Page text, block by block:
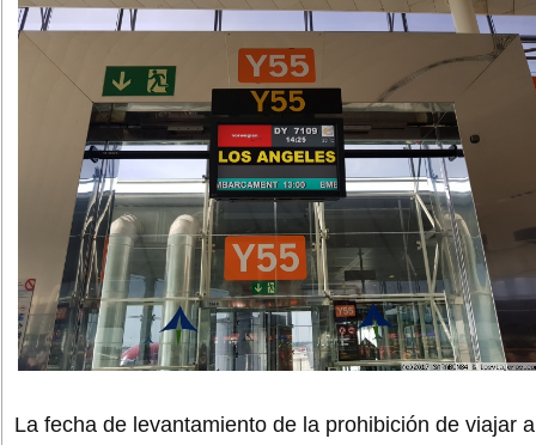
La fecha de levantamiento de la prohibición de viajar a